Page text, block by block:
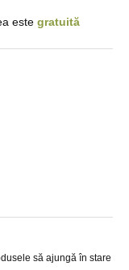
este gratuită
să ajungă în stare